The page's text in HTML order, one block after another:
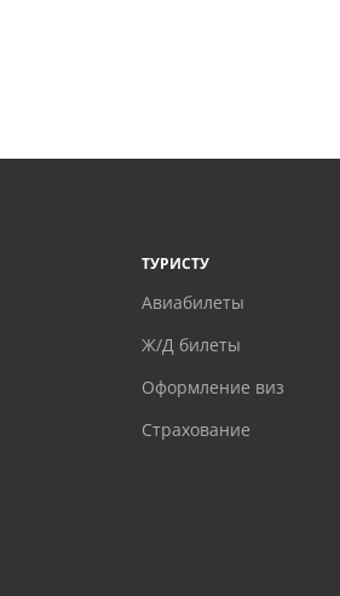
ТУРИСТУ
Авиабилеты
Ж/Д билеты
Оформление виз
Страхование